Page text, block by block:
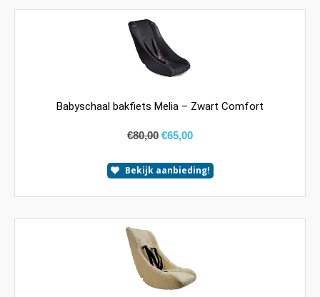
Babyschaal bakfiets Melia – Zwart Comfort
€80,00 €65,00
Bekijk aanbieding!